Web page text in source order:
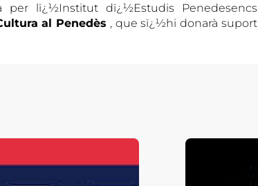
lï¿½Institut dï¿½Estudis Penedesencs
al Penedès , que sï¿½hi donarà suport